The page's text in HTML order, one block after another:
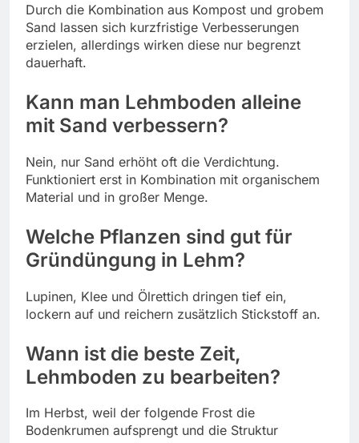
Durch die Kombination aus Kompost und grobem
Sand lassen sich kurzfristige Verbesserungen
erzielen, allerdings wirken diese nur begrenzt
dauerhaft.
Kann man Lehmboden alleine
mit Sand verbessern?
Nein, nur Sand erhöht oft die Verdichtung.
Funktioniert erst in Kombination mit organischem
Material und in großer Menge.
Welche Pflanzen sind gut für
Gründüngung in Lehm?
Lupinen, Klee und Ölrettich dringen tief ein,
lockern auf und reichern zusätzlich Stickstoff an.
Wann ist die beste Zeit,
Lehmboden zu bearbeiten?
Im Herbst, weil der folgende Frost die
Bodenkrumen aufsprengt und die Struktur